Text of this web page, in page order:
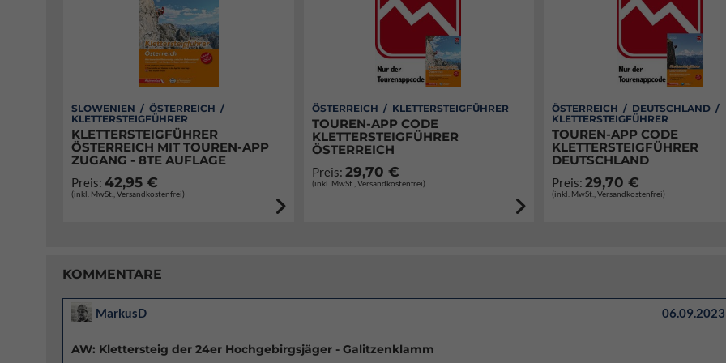
SLOWENIEN / ÖSTERREICH /
KLETTERSTEIGFÜHRER
KLETTERSTEIGFÜHRER
ÖSTERREICH MIT TOUREN-APP
ZUGANG - 8TE AUFLAGE
Preis: 42,95 €
(inkl. MwSt., Versandkostenfrei)
ÖSTERREICH / KLETTERSTEIGFÜHRER
TOUREN-APP CODE
KLETTERSTEIGFÜHRER
ÖSTERREICH
Preis: 29,70 €
(inkl. MwSt., Versandkostenfrei)
ÖSTERREICH / DEUTSCHLAND /
KLETTERSTEIGFÜHRER
TOUREN-APP CODE
KLETTERSTEIGFÜHRER
DEUTSCHLAND
Preis:29,70 €
(inkl. MwSt., Versandkostenfrei)
KOMMENTARE
MarkusD
AW: Klettersteig der 24er Hochgebirgsjäger - Galitzenklamm